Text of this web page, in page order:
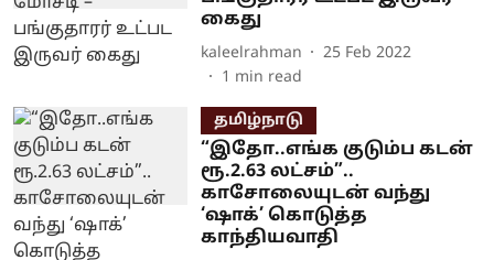
கைது
kaleelrahman
25 Feb 2022
1 min read
தமிழ்நாடு
“இதோ..எங்க குடும்ப கடன்
ரூ.2.63 லட்சம்”..
காசோலையுடன் வந்து
‘ஷாக்’ கொடுத்த
காந்தியவாதி